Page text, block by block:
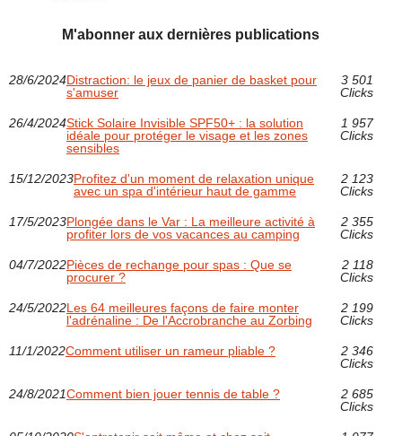
M'abonner aux dernières publications
28/6/2024Distraction: le jeux de panier de basket pour
s'amuser
3 501
Clicks
26/4/2024Stick Solaire Invisible SPF50+ : la solution
idéale pour protéger le visage et les zones
sensibles
1 957
Clicks
15/12/2023Profitez d'un moment de relaxation unique
avec un spa d'intérieur haut de gamme
2 123
Clicks
17/5/2023Plongée dans le Var : La meilleure activité à
profiter lors de vos vacances au camping
2 355
Clicks
04/7/2022Pièces de rechange pour spas : Que se
procurer ?
2 118
Clicks
24/5/2022Les 64 meilleures façons de faire monter
l'adrénaline : De l'Accrobranche au Zorbing
2 199
Clicks
11/1/2022Comment utiliser un rameur pliable ?
2 346
Clicks
24/8/2021Comment bien jouer tennis de table ?
2 685
Clicks